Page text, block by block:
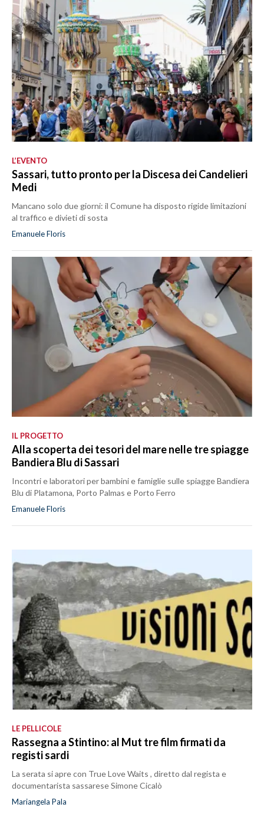
L’EVENTO
Sassari, tutto pronto per la Discesa dei Candelieri
Medi
Mancano solo due giorni: il Comune ha disposto rigide limitazioni
al traffico e divieti di sosta
Emanuele Floris
IL PROGETTO
Alla scoperta dei tesori del mare nelle tre spiagge
Bandiera Blu di Sassari
Incontri e laboratori per bambini e famiglie sulle spiagge Bandiera
Blu di Platamona, Porto Palmas e Porto Ferro
Emanuele Floris
LE PELLICOLE
Rassegna a Stintino: al Mut tre film firmati da
registi sardi
La serata si apre con True Love Waits , diretto dal regista e
documentarista sassarese Simone Cicalò
Mariangela Pala